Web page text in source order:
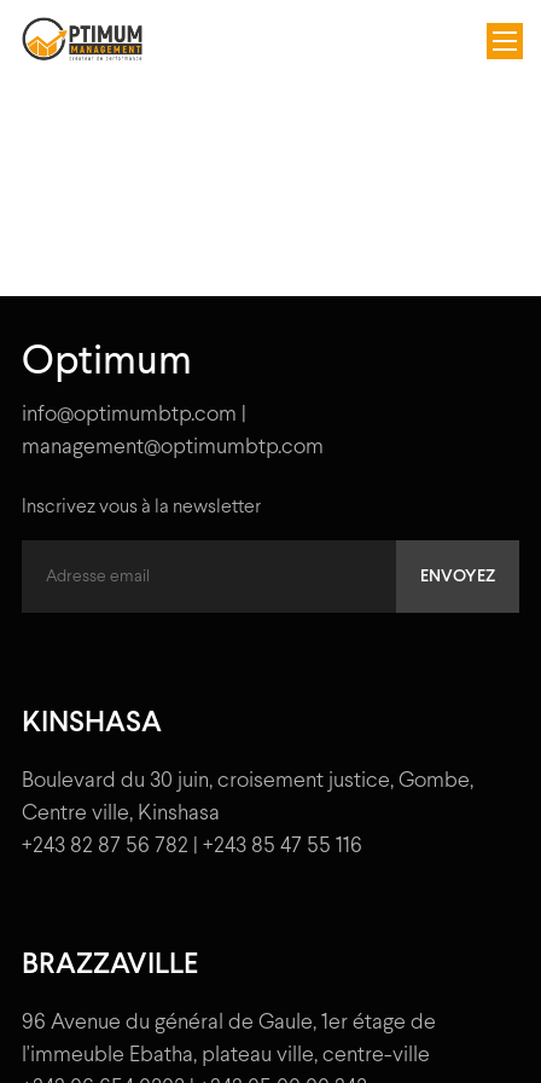
Optimum
info@optimumbtp.com |
management@optimumbtp.com
Inscrivez vous à la newsletter
KINSHASA
Boulevard du 30 juin, croisement justice, Gombe,
Centre ville, Kinshasa
+243 82 87 56 782 | +243 85 47 55 116
BRAZZAVILLE
96 Avenue du général de Gaule, 1er étage de
l'immeuble Ebatha, plateau ville, centre-ville